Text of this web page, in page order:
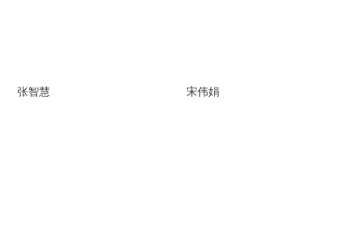
张智慧 宋伟娟